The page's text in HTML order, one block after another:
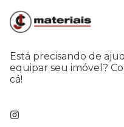
Está precisando de
equipar seu imóvel?
cá!